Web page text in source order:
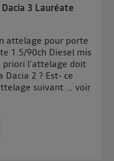
3 Lauréate
attelage pour porte
1.5/90ch Diesel mis
priori l'attelage doit
2 ? Est- ce
suivant ...voir
sera basée
du mobile.
ce consentement
") ou via la page
site. Pour plus
la Politique
personnelles